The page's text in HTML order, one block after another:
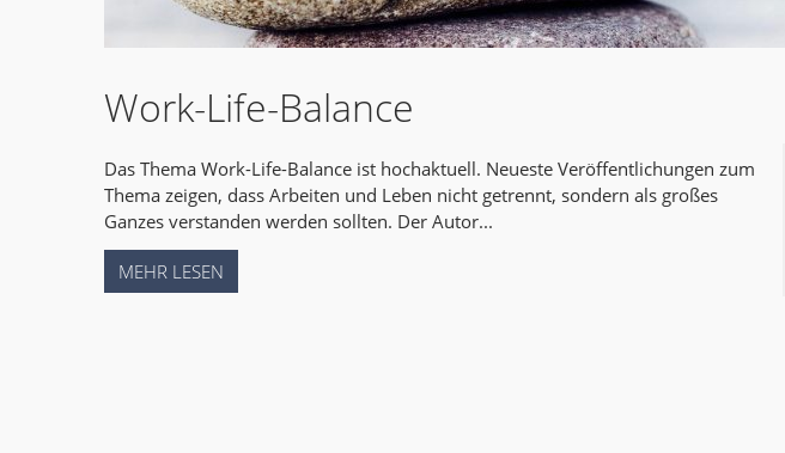
Work-Life-Balance
Das Thema Work-Life-Balance ist hochaktuell. Neueste Veröffentlichungen zum
Thema zeigen, dass Arbeiten und Leben nicht getrennt, sondern als großes
Ganzes verstanden werden sollten. Der Autor...
MEHR LESEN